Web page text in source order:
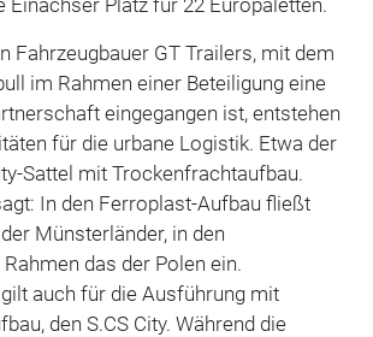
Fahrzeugbauer GT Trailers, mit dem
im Rahmen einer Beteiligung eine
eingegangen ist, entstehen
für die urbane Logistik. Etwa der
Sattel mit Trockenfrachtaufbau.
In den Ferroplast-Aufbau fließt
Münsterländer, in den
das der Polen ein.
auch für die Ausführung mit
den S.CS City. Während die